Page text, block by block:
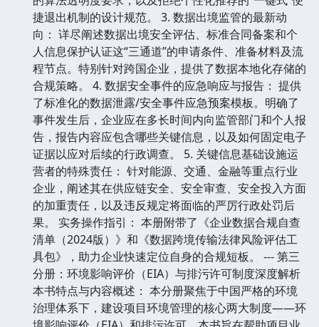
捷退出机制的设计规范。 3. 数据出境监管的最新动
向： 详尽阐述数据出境安全评估、标准合同备案和个
人信息保护认证这“三通道”的申请条件、准备材料及流
程节点。特别针对跨国企业，提供了数据本地化存储的
合规策略。 4. 数据安全事件的应急响应与报告： 提供
了标准化的数据泄露/安全事件应急预案模板。明确了
事件发生后，企业应在多长时间内向监管部门和个人报
告，报告内容应包含哪些关键信息，以及如何固定电子
证据以应对后续的行政调查。 5. 关键信息基础设施运
营者的特殊责任： 针对能源、交通、金融等重点行业
企业，阐述其在供应链安全、安全审查、安全投入方面
的加重责任，以及违反规定将面临的严厉行政处罚后
果。 实务操作指引： 本册附带了《企业数据合规自查
清单（2024版）》和《数据跨境传输法律风险评估工
具包》，助力企业快速定位自身的合规短板。 --- 第三
分册：环境影响评价（EIA）与排污许可制度深度解析
本书特点与内容概述： 本分册聚焦于中国严格的环境
治理体系下，建设项目环境管理的核心两大制度——环